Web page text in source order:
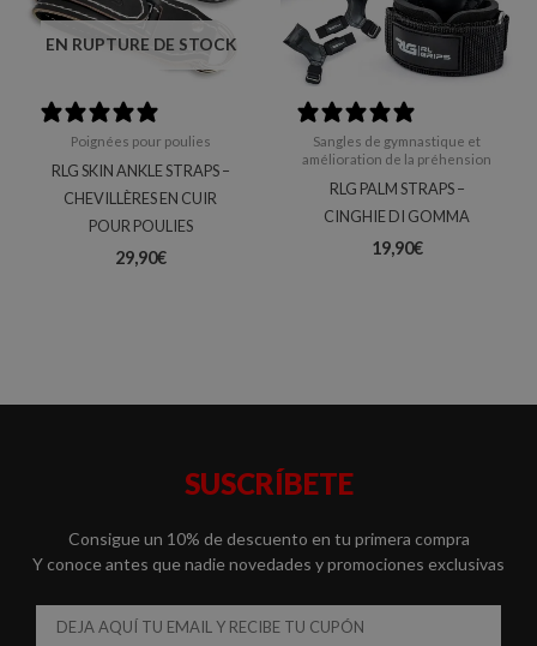
EN RUPTURE DE STOCK
Poignées pour poulies
RLG SKIN ANKLE STRAPS –
CHEVILLÈRES EN CUIR
POUR POULIES
29,90€
Sangles de gymnastique et
amélioration de la préhension
RLG PALM STRAPS –
CINGHIE DI GOMMA
19,90€
SUSCRÍBETE
Consigue un 10% de descuento en tu primera compra
Y conoce antes que nadie novedades y promociones exclusivas